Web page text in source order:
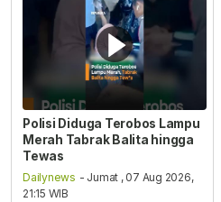
Polisi Diduga Terobos Lampu
Merah Tabrak Balita hingga
Tewas
Dailynews - Jumat , 07 Aug 2026,
21:15 WIB